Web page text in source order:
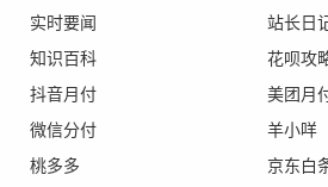
实时要闻
站长日
知识百科
花呗攻
抖音月付
美团月
微信分付
羊小咩
桃多多
京东白